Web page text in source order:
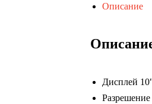
автомобиля
2215n)
Описание
Дисплей